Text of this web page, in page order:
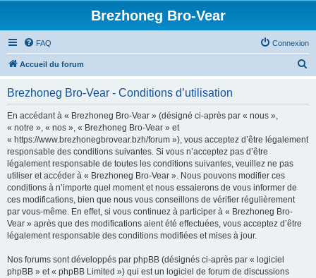
Brezhoneg Bro-Vear
FAQ Connexion
Accueil du forum
Brezhoneg Bro-Vear - Conditions d’utilisation
En accédant à « Brezhoneg Bro-Vear » (désigné ci-après par « nous »,
« notre », « nos », « Brezhoneg Bro-Vear » et
« https://www.brezhonegbrovear.bzh/forum »), vous acceptez d’être légalement
responsable des conditions suivantes. Si vous n’acceptez pas d’être
légalement responsable de toutes les conditions suivantes, veuillez ne pas
utiliser et accéder à « Brezhoneg Bro-Vear ». Nous pouvons modifier ces
conditions à n’importe quel moment et nous essaierons de vous informer de
ces modifications, bien que nous vous conseillons de vérifier régulièrement
par vous-même. En effet, si vous continuez à participer à « Brezhoneg Bro-
Vear » après que des modifications aient été effectuées, vous acceptez d’être
légalement responsable des conditions modifiées et mises à jour.
Nos forums sont développés par phpBB (désignés ci-après par « logiciel
phpBB » et « phpBB Limited ») qui est un logiciel de forum de discussions